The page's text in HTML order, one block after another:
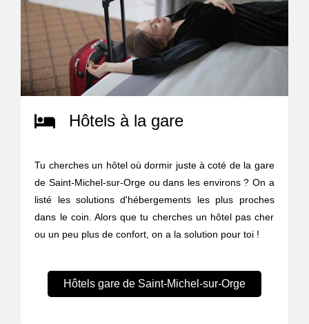
Hôtels à la gare
Tu cherches un hôtel où dormir juste à coté de la gare
de Saint-Michel-sur-Orge ou dans les environs ? On a
listé les solutions d'hébergements les plus proches
dans le coin. Alors que tu cherches un hôtel pas cher
ou un peu plus de confort, on a la solution pour toi !
Hôtels gare de Saint-Michel-sur-Orge